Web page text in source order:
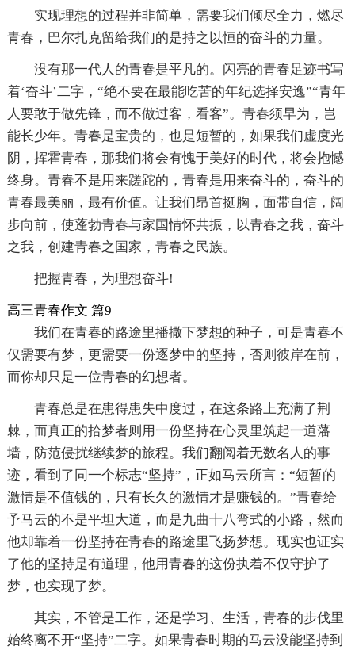
实现理想的过程并非简单，需要我们倾尽全力，燃尽
青春，巴尔扎克留给我们的是持之以恒的奋斗的力量。
没有那一代人的青春是平凡的。闪亮的青春足迹书写
着‘奋斗’二字，“绝不要在最能吃苦的年纪选择安逸”“青年
人要敢于做先锋，而不做过客，看客”。青春须早为，岂
能长少年。青春是宝贵的，也是短暂的，如果我们虚度光
阴，挥霍青春，那我们将会有愧于美好的时代，将会抱憾
终身。青春不是用来蹉跎的，青春是用来奋斗的，奋斗的
青春最美丽，最有价值。让我们昂首挺胸，面带自信，阔
步向前，使蓬勃青春与家国情怀共振，以青春之我，奋斗
之我，创建青春之国家，青春之民族。
把握青春，为理想奋斗!
高三青春作文 篇9
我们在青春的路途里播撒下梦想的种子，可是青春不
仅需要有梦，更需要一份逐梦中的坚持，否则彼岸在前，
而你却只是一位青春的幻想者。
青春总是在患得患失中度过，在这条路上充满了荆
棘，而真正的拾梦者则用一份坚持在心灵里筑起一道藩
墙，防范侵扰继续梦的旅程。我们翻阅着无数名人的事
迹，看到了同一个标志“坚持”，正如马云所言：“短暂的
激情是不值钱的，只有长久的激情才是赚钱的。”青春给
予马云的不是平坦大道，而是九曲十八弯式的小路，然而
他却靠着一份坚持在青春的路途里飞扬梦想。现实也证实
了他的坚持是有道理，他用青春的这份执着不仅守护了
梦，也实现了梦。
其实，不管是工作，还是学习、生活，青春的步伐里
始终离不开“坚持”二字。如果青春时期的马云没能坚持到